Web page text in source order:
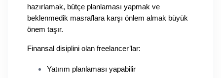
hazırlamak, bütçe planlaması yapmak ve
beklenmedik masraflara karşı önlem almak büyük
önem taşır.
Finansal disiplini olan freelancer’lar:
Yatırım planlaması yapabilir